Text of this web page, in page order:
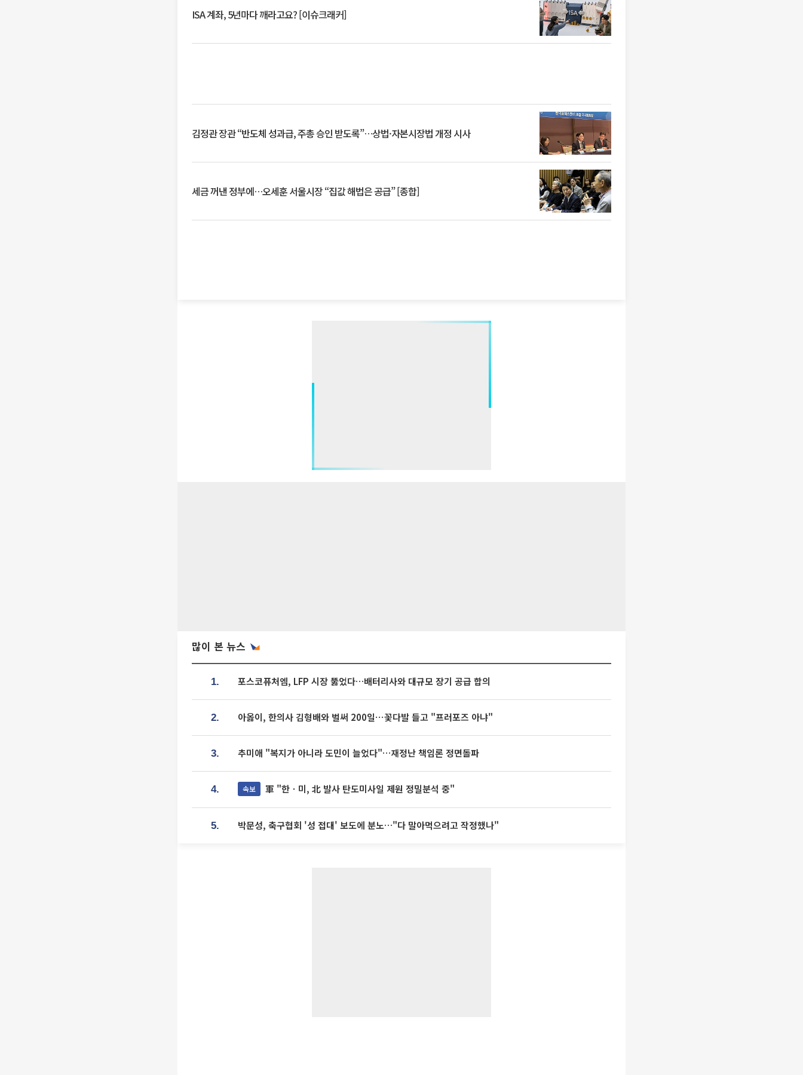
ISA 계좌, 5년마다 깨라고요? [이슈크래커]
김정관 장관 “반도체 성과급, 주총 승인 받도록”…상법·자본시장법 개정 시사
세금 꺼낸 정부에…오세훈 서울시장 “집값 해법은 공급” [종합]
많이 본 뉴스
1. 포스코퓨처엠, LFP 시장 뚫었다…배터리사와 대규모 장기 공급 합의
2. 아옳이, 한의사 김형배와 벌써 200일⋯꽃다발 들고 "프러포즈 아냐"
3. 추미애 "복지가 아니라 도민이 늘었다"…재정난 책임론 정면돌파
4. 속보 軍 "한ㆍ미, 北 발사 탄도미사일 제원 정밀분석 중"
5. 박문성, 축구협회 '성 접대' 보도에 분노…"다 말아먹으려고 작정했나"